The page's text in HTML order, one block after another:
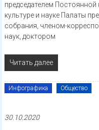
председателем
культуре и науке Палаты
собрания, членом-
наук, доктором
Читать далее
Инфографика Общество
30.10.2020